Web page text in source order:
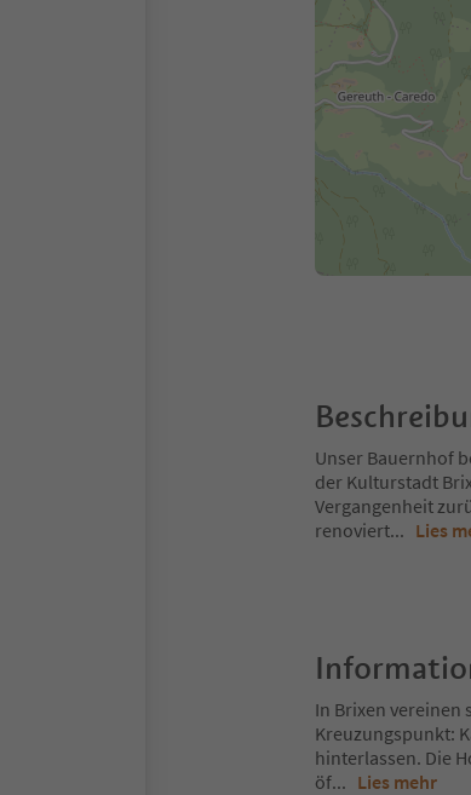
Unser Bauernhof
der Kulturstadt
Vergangenheit
renoviert... Lies
In Brixen vereinen
Kreuzungspunkt:
hinterlassen. Die
öf... Lies mehr